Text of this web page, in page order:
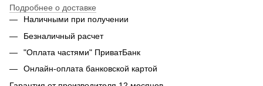
Подробнее о доставке
Наличными при получении
Безналичный расчет
"Оплата частями" ПриватБанк
Онлайн-оплата банковской картой